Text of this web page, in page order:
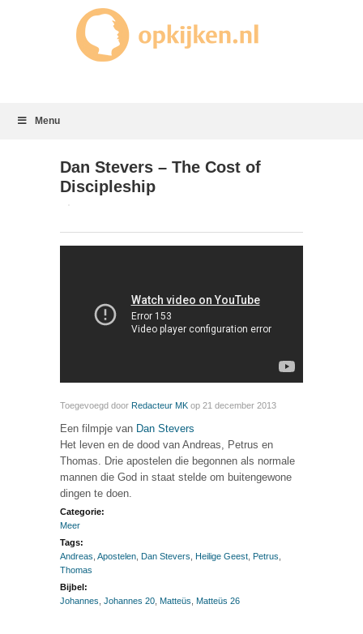
Menu
Dan Stevers – The Cost of
Discipleship
Toegevoegd door Redacteur MK op 21 december 2013
Een filmpje van Dan Stevers
Het leven en de dood van Andreas, Petrus en
Thomas. Drie apostelen die begonnen als normale
mannen die God in staat stelde om buitengewone
dingen te doen.
Categorie:
Meer
Tags:
Andreas Apostelen Dan Stevers Heilige Geest Petrus
Thomas
Bijbel:
Johannes Johannes 20 Matteüs Matteüs 26